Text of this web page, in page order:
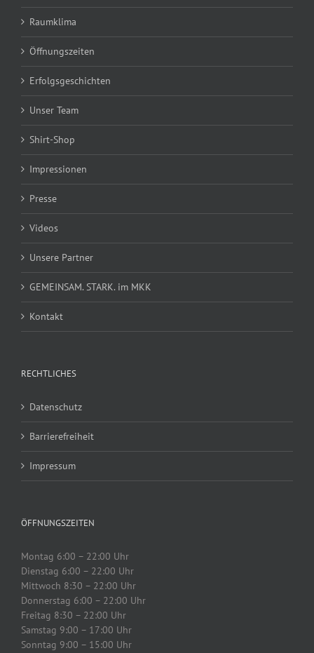
Raumklima
Öffnungszeiten
Erfolgsgeschichten
Unser Team
Shirt-Shop
Impressionen
Presse
Videos
Unsere Partner
GEMEINSAM. STARK. im MKK
Kontakt
RECHTLICHES
Datenschutz
Barrierefreiheit
Impressum
ÖFFNUNGSZEITEN
Montag 6:00 – 22:00 Uhr
Dienstag 6:00 – 22:00 Uhr
Mittwoch 8:30 – 22:00 Uhr
Donnerstag 6:00 – 22:00 Uhr
Freitag 8:30 – 22:00 Uhr
Samstag 9:00 – 17:00 Uhr
Sonntag 9:00 – 15:00 Uhr